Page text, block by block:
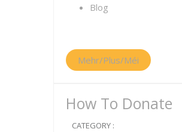
Blog
Mehr/Plus/Méi
How To Donate
CATEGORY :